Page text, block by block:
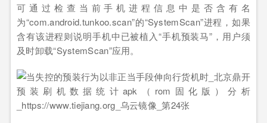
可通过检查当前手机进程信息中是否含有名
为“com.android.tunkoo.scan”的“SystemScan”进程，如果
含有该进程则说明手机中已被植入“手机预装马”，用户须
及时卸载“SystemScan”应用。